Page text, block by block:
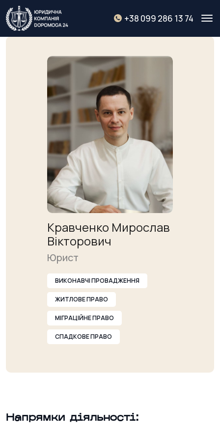
+38 099 286 13 74
Кравченко Мирослав
Вікторович
Юрист
ВИКОНАВЧІ ПРОВАДЖЕННЯ
ЖИТЛОВЕ ПРАВО
МІГРАЦІЙНЕ ПРАВО
СПАДКОВЕ ПРАВО
Напрямки діяльності: